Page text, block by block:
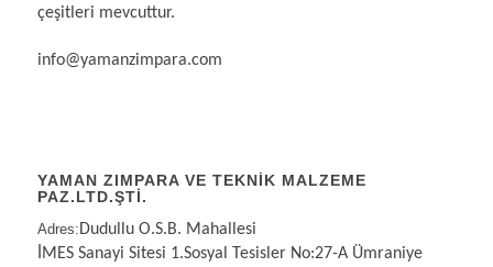
çeşitleri mevcuttur.
info@yamanzimpara.com
YAMAN ZIMPARA VE TEKNİK MALZEME
PAZ.LTD.ŞTİ.
Adres:Dudullu O.S.B. Mahallesi
İMES Sanayi Sitesi 1.Sosyal Tesisler No:27-A Ümraniye